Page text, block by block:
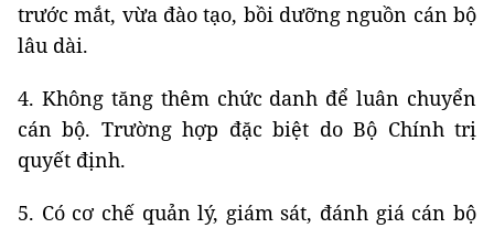
trước mắt, vừa đào tạo, bồi dưỡng nguồn cán bộ
lâu dài.
4. Không tăng thêm chức danh để luân chuyển
cán bộ. Trường hợp đặc biệt do Bộ Chính trị
quyết định.
5. Có cơ chế quản lý, giám sát, đánh giá cán bộ